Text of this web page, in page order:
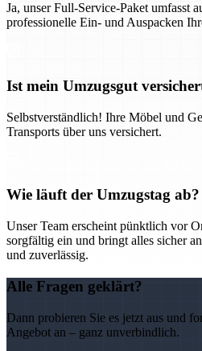
Ja, unser Full-Service-Paket umfasst
professionelle Ein- und Auspacken
Ist mein Umzugsgut
Selbstverständlich! Ihre Möbel und
Transports über uns versichert.
Wie läuft der Umzugstag ab?
Unser Team erscheint pünktlich vor
sorgfältig ein und bringt alles sicher
und zuverlässig.
Alle Fragen geklärt?
Dann probieren Sie es jetzt aus und
Angebot an – ganz unverbindlich.